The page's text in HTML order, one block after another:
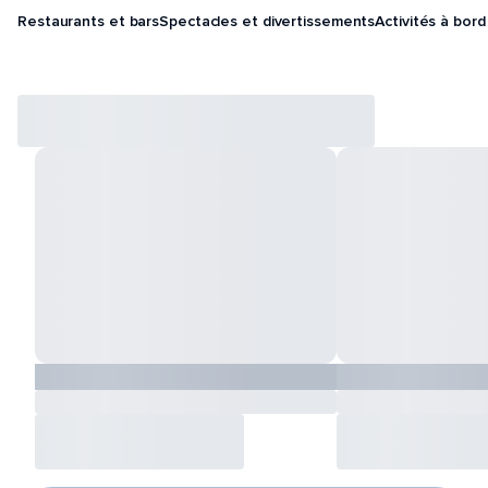
Restaurants et barsSpectacles et divertissementsActivités à bord